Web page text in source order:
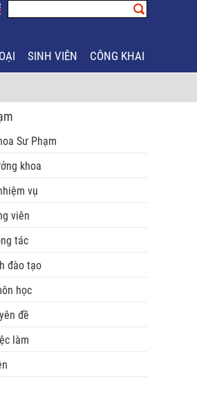
SINH VIÊN CÔNG KHAI
Sư Phạm
khoa
vụ
viên
tác
đào tạo
học
đề
làm